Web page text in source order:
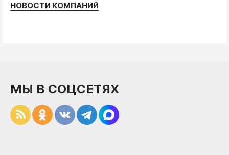
НОВОСТИ КОМПАНИЙ
МЫ В СОЦСЕТЯХ